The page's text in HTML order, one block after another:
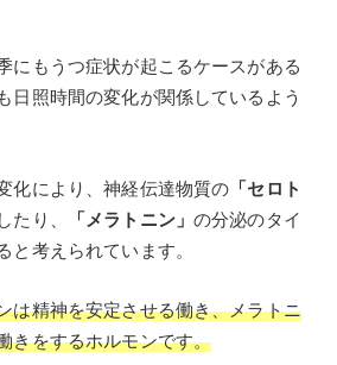
にもうつ症状が起こるケースがある
日照時間の変化が関係しているよう
化により、神経伝達物質の 「セロト
り、 「メラトニン」 の分泌のタイ
と考えられています。
は精神を安定させる働き、メラトニ
きをするホルモンです。